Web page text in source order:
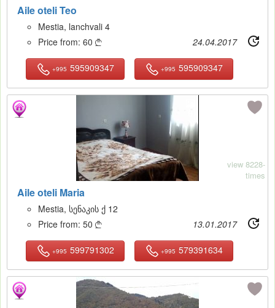
Aile oteli Teo
Mestia, lanchvali 4
Price from: 60  24.04.2017
+995 595909347 +995 595909347
Aile oteli Maria
view 8228-
times
Mestia, სენაკის ქ 12
Price from: 50  13.01.2017
+995 599791302 +995 579391634
9